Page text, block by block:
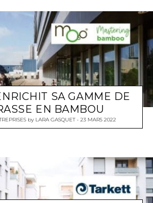
SA GAMME DE
EN BAMBOU
by LARA GASQUET 23 MARS 2022